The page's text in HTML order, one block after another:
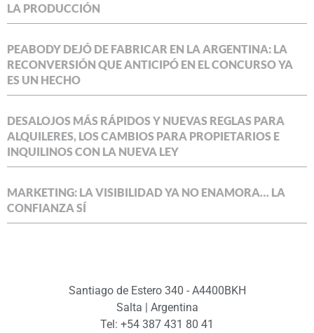
LA PRODUCCIÓN
PEABODY DEJÓ DE FABRICAR EN LA ARGENTINA: LA
RECONVERSIÓN QUE ANTICIPÓ EN EL CONCURSO YA
ES UN HECHO
DESALOJOS MÁS RÁPIDOS Y NUEVAS REGLAS PARA
ALQUILERES, LOS CAMBIOS PARA PROPIETARIOS E
INQUILINOS CON LA NUEVA LEY
MARKETING: LA VISIBILIDAD YA NO ENAMORA… LA
CONFIANZA SÍ
Santiago de Estero 340 - A4400BKH
Salta | Argentina
Tel: +54 387 431 80 41